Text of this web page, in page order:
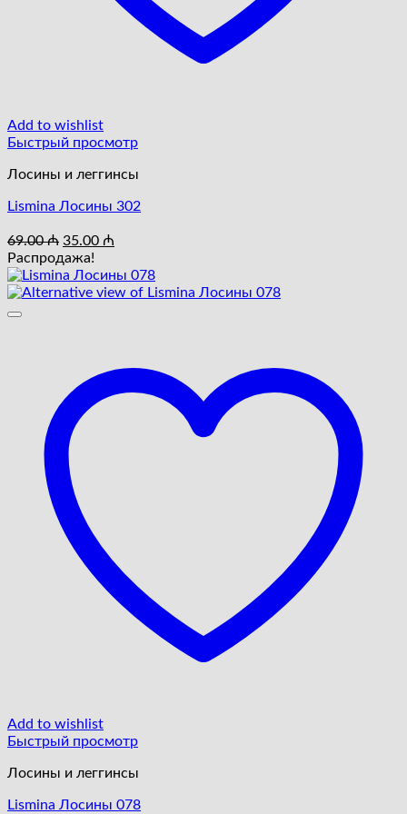
Add to wishlist
Быстрый просмотр
Лосины и леггинсы
Lismina Лосины 302
69.00₼ Первоначальная
цена
составляла
69.00 ₼.
35.00 ₼
35.00 ₼.
Распродажа!
Add to wishlist
Быстрый просмотр
Лосины и леггинсы
Lismina Лосины 078